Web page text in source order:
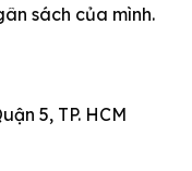
sách của mình.
5, TP. HCM